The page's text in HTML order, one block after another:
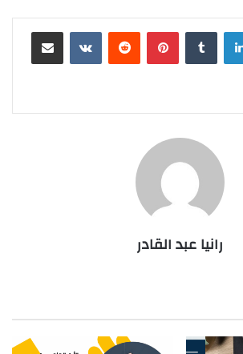
لينكدإن بينتيريست مشاركة عبر البريد
رانيا عبد القادر